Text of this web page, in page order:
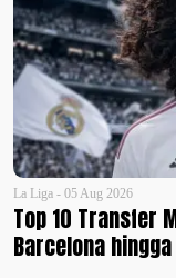
La Liga - 05 Aug 2026
Top 10 Transfer
Barcelona